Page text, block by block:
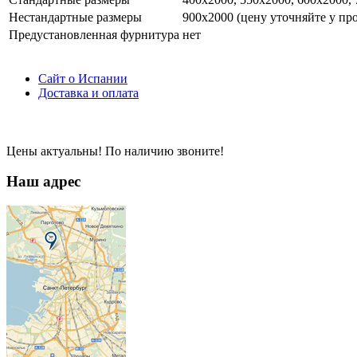
Нестандартные размеры
900х2000 (цену уточняйте у
Предустановленная фурнитура нет
Сайт о Испании
Доставка и оплата
Цены актуальны! По наличию звоните!
Наш адрес